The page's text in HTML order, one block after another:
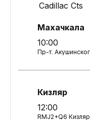
Cadillac Cts
Махачкала
10:00
Пр-т.
Кизляр
12:00
RMJ2+Q6